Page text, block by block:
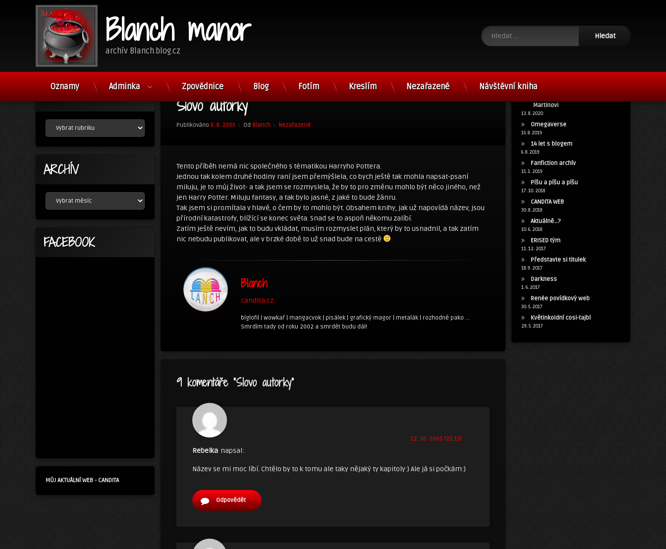
Přejít
Blanch manor
archív Blanch.blog.cz
Vyhledávání
Oznamy Adminka Zpovědnice Blog Fotím Kreslím Nezařazené Návštěvní kniha
Slovo autorky
Publikováno 8. 8. 2005 Od Blanch Kategorie:
Nezařazené
Tento příběh nemá nic společného s tématikou Harryho Pottera.
Jednou tak kolem druhé hodiny raní jsem přemýšlela, co bych ještě tak mohla napsat-psaní
miluju, je to můj život- a tak jsem se rozmyslela, že by to pro změnu mohlo být něco jiného, než
jen Harry Potter. Miluju fantasy, a tak bylo jasné, z jaké to bude žánru.
Tak jsem si promítala v hlavě, o čem by to mohlo být. Obsahem knihy, jak už napovídá název, jsou
přírodní katastrofy, blížící se konec světa. Snad se to aspoň někomu zalíbí.
Zatím ještě nevím, jak to budu vkládat, musím rozmyslet plán, který by to usnadnil, a tak zatím
nic nebudu publikovat, ale v brzké době to už snad bude na cestě
Blanch
candita.cz
bíglofil | wowkař | mangacvok | pisálek | grafický magor | metalák | rozhodně pako ...
Smrdím tady od roku 2002 a smrdět budu dál!
9 komentáře “Slovo autorky”
Rebelka napsal:
12. 10. 2005 (21:13)
Název se mi moc líbí. Chtělo by to k tomu ale taky nějaký ty kapitoly:) Ale já si počkám:)
Odpovědět
RUBRIKY
RUBRIKY
ARCHÍV
ARCHÍV
FACEBOOK
MŮJ AKTUÁLNÍ WEB - CANDITA
Martinovi
13. 8. 2020
Omegaverse
15. 8. 2019
14 let s blogem
6. 8. 2019
Fanfiction archív
15. 1. 2019
Píšu a píšu a píšu
17. 10. 2018
CANDITA WEB
30. 8. 2018
Aktuálně…?
10. 6. 2018
ERISED tým
11. 12. 2017
Představte si titulek
18. 9. 2017
Darkness
1. 6. 2017
Renée povídkový web
30. 5. 2017
Květinkoidní cosi-tajbl
29. 5. 2017